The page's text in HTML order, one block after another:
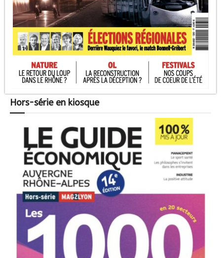
Hors-série en kiosque